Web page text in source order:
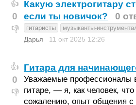
👍
0
👎
Какую электрогитару
если ты новичок?
0
гитаристы музыканты-
Дарья 11 окт 2025 12:26
👍
0
👎
Гитара для
Уважаемые профессионалы
гитаре, — я, как человек, что
сожалению, опыт общения с